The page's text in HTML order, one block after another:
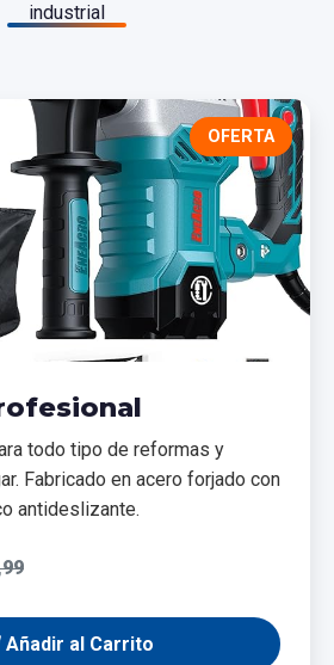
industrial
OFERTA
todo tipo de reformas y
Fabricado en acero forjado con
antideslizante.
Añadir al Carrito